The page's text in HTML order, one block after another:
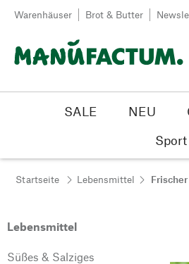
Zum Inhalt springen
Warenhäuser Brot & Butter
SALE NEU
Startseite Lebensmittel
Lebensmittel
Süßes & Salziges